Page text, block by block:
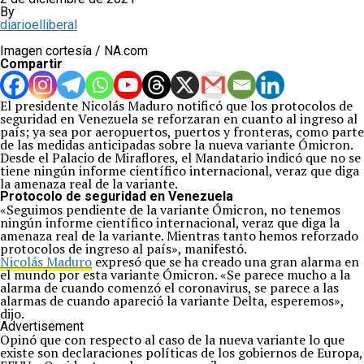
By
diarioelliberal
Imagen cortesía / NA.com
Compartir
El presidente Nicolás Maduro notificó que los protocolos de
seguridad en Venezuela se reforzaran en cuanto al ingreso al
país; ya sea por aeropuertos, puertos y fronteras, como parte
de las medidas anticipadas sobre la nueva variante Ómicron.
Desde el Palacio de Miraflores, el Mandatario indicó que no se
tiene ningún informe científico internacional, veraz que diga
la amenaza real de la variante.
Protocolo de seguridad en Venezuela
«Seguimos pendiente de la variante Ómicron, no tenemos
ningún informe científico internacional, veraz que diga la
amenaza real de la variante. Mientras tanto hemos reforzado
protocolos de ingreso al país», manifestó.
Nicolás Maduro expresó que se ha creado una gran alarma en
el mundo por esta variante Ómicron. «Se parece mucho a la
alarma de cuando comenzó el coronavirus, se parece a las
alarmas de cuando apareció la variante Delta, esperemos»,
dijo.
Advertisement
Opinó que con respecto al caso de la nueva variante lo que
existe son declaraciones políticas de los gobiernos de Europa,